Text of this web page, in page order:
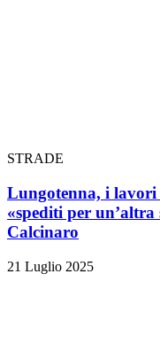
STRADE
Lungotenna, i lavori
«spediti per
Calcinaro
21 Luglio 2025